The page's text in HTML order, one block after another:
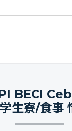
BECI
生寮/食事